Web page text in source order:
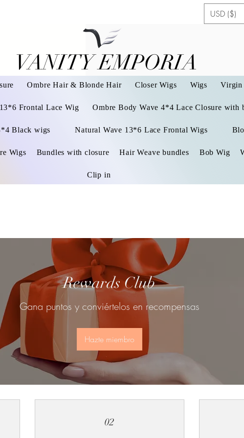
USD ($)
VANITY EMPORIA
VANITY EMPORIA
Ombre Hair & Blonde Hair Closer Wigs Wigs Virgin
Frontal Lace Wig Ombre Body Wave 4*4 Lace Closure with
Black wigs Natural Wave 13*6 Lace Frontal Wigs
Wigs Bundles with closure Hair Weave bundles Bob Wig
Clip in
Rewards Club
Gana puntos y conviértelos en recompensas
Hazte miembro
02